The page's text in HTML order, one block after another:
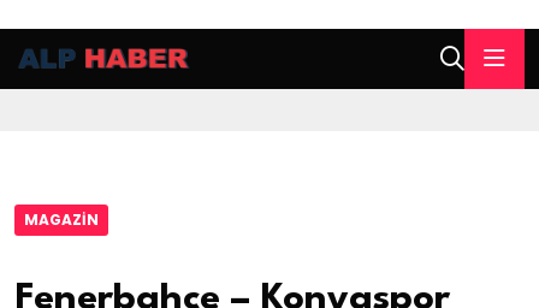
MAGAZIN
Fenerbahçe – Konyaspor